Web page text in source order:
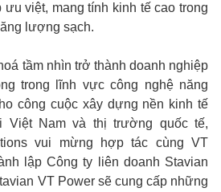
việt, mang tính kinh tế cao trong
lượng sạch.
tầm nhìn trở thành doanh nghiệp
trong lĩnh vực công nghệ năng
công cuộc xây dựng nền kinh tế
Việt Nam và thị trường quốc tế,
vui mừng hợp tác cùng VT
lập Công ty liên doanh Stavian
VT Power sẽ cung cấp những